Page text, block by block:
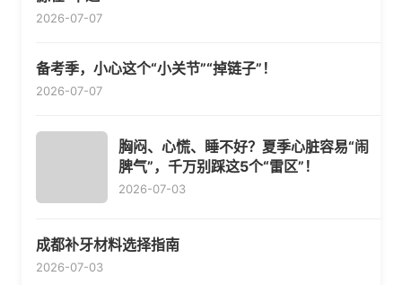
2026-07-07
备考季，小心这个“小关节”“掉链子”！
2026-07-07
胸闷、心慌、睡不好？夏季心脏容易“闹
脾气”，千万别踩这5个“雷区”！
2026-07-03
成都补牙材料选择指南
2026-07-03